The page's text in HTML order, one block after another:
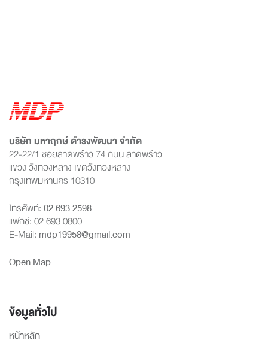
บริษัท มหาฤกษ์ ดำรงพัฒนา จำกัด
22-22/1 ซอยลาดพร้าว 74 ถนน ลาดพร้าว
แขวง วังทองหลาง เขตวังทองหลาง
กรุงเทพมหานคร 10310
โทรศัพท์:02 693 2598
แฟกซ์: 02 693 0800
E-Mail: mdp19958@gmail.com
Open Map
ข้อมูลทั่วไป
หน้าหลัก